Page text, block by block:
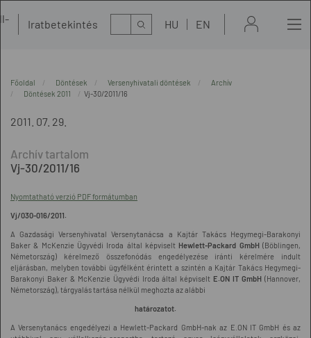
Iratbetekintés Kereső HU EN
Főoldal Döntések Versenyhivatali döntések
Archív
Döntések 2011
Vj-30/2011/16
2011. 07. 29.
Vj-30/2011/16
Nyomtatható verzió PDF formátumban
Vj/030-016/2011.
A Gazdasági Versenyhivatal Versenytanácsa a Kajtár Takács Hegymegi-Barakonyi
Baker & McKenzie Ügyvédi Iroda által képviselt Hewlett-Packard GmbH(Böblingen,
Németország) kérelmező összefonódás engedélyezése iránti kérelmére indult
eljárásban, melyben további ügyfélként érintett a szintén a Kajtár Takács Hegymegi-
Barakonyi Baker & McKenzie Ügyvédi Iroda által képviselt E.ON IT GmbH (Hannover,
Németország), tárgyalás tartása nélkül meghozta az alábbi
határozatot.
A Versenytanács engedélyezi a Hewlett-Packard GmbH-nak az E.ON IT GmbH és az